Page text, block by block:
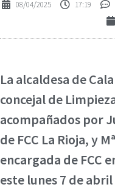
08/04/2025 17:19
La alcaldesa de
concejal de
acompañados por
de FCC La Rioja, y
encargada de FCC
este lunes 7 de